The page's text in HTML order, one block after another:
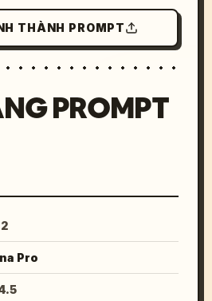
THÀNH PROMPT
PROMPT
Pro